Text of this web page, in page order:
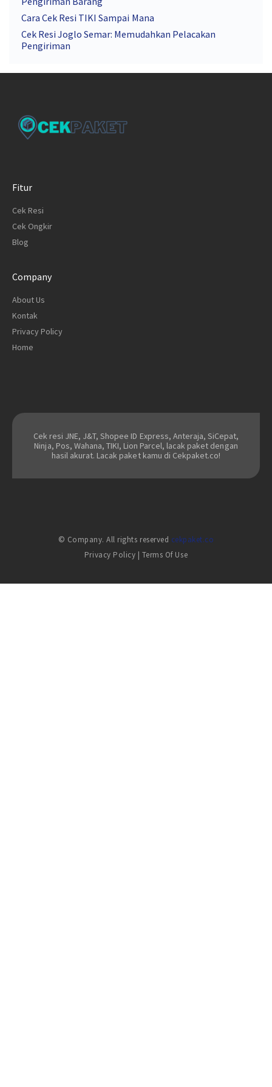
Cara Cek Resi TIKI Sampai Mana
Cek Resi Joglo Semar: Memudahkan Pelacakan
Pengiriman
Fitur
Cek Resi
Cek Ongkir
Blog
Company
About Us
Kontak
Privacy Policy
Home
Cek resi JNE, J&T, Shopee ID Express, Anteraja, SiCepat,
Ninja, Pos, Wahana, TIKI, Lion Parcel, lacak paket dengan
hasil akurat. Lacak paket kamu di Cekpaket.co!
© Company. All rights reserved cekpaket.co
Privacy Policy | Terms Of Use